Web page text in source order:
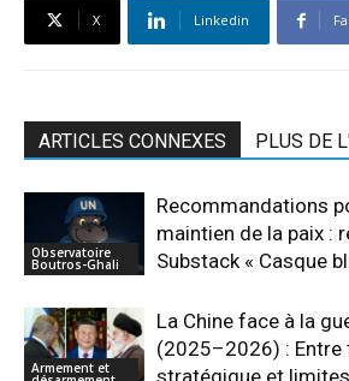
X Linkedin
ARTICLES CONNEXES PLUS DE
Observatoire
Boutros-Ghali
Recommandations
maintien de la paix :
Substack « Casque
Armement et
La Chine face à la
(2025–2026) : Entre